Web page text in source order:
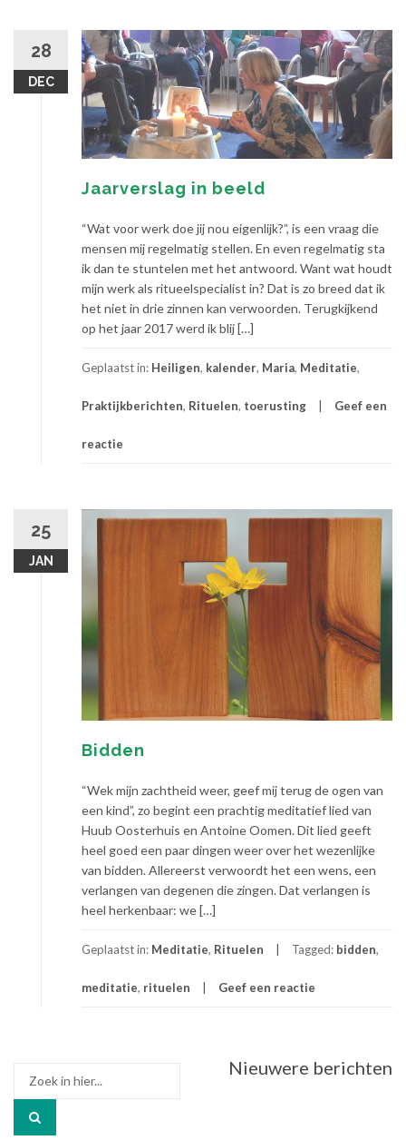
28
DEC
Jaarverslag in beeld
“Wat voor werk doe jij nou eigenlijk?”, is een vraag die
mensen mij regelmatig stellen. En even regelmatig sta
ik dan te stuntelen met het antwoord. Want wat houdt
mijn werk als ritueelspecialist in? Dat is zo breed dat ik
het niet in drie zinnen kan verwoorden. Terugkijkend
op het jaar 2017 werd ik blij […]
Geplaatst in: Heiligen, kalender, Maria, Meditatie,
Praktijkberichten, Rituelen, toerusting Geef een
reactie
25
JAN
Bidden
“Wek mijn zachtheid weer, geef mij terug de ogen van
een kind”, zo begint een prachtig meditatief lied van
Huub Oosterhuis en Antoine Oomen. Dit lied geeft
heel goed een paar dingen weer over het wezenlijke
van bidden. Allereerst verwoordt het een wens, een
verlangen van degenen die zingen. Dat verlangen is
heel herkenbaar: we […]
Geplaatst in: Meditatie, Rituelen Tagged: bidden,
meditatie, rituelen Geef een reactie
Nieuwere berichten